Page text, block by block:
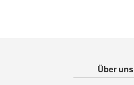
Über uns